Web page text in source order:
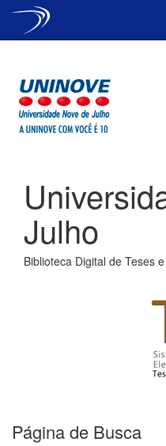
Julho
Biblioteca Digital de Teses
Página de Busca